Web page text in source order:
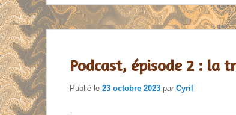
Podcast, épisode 2 : la
Publié le 23 octobre 2023 par Cyril